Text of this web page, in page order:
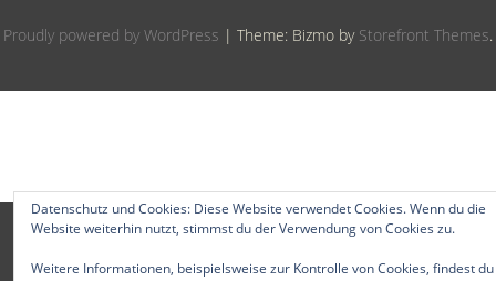
Proudly powered by WordPress | Theme: Bizmo by Storefront Themes.
Datenschutz und Cookies: Diese Website verwendet Cookies. Wenn du die
Website weiterhin nutzt, stimmst du der Verwendung von Cookies zu.
Weitere Informationen, beispielsweise zur Kontrolle von Cookies, findest du